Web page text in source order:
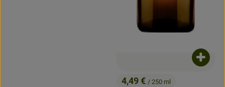
4,49 € / 250 ml